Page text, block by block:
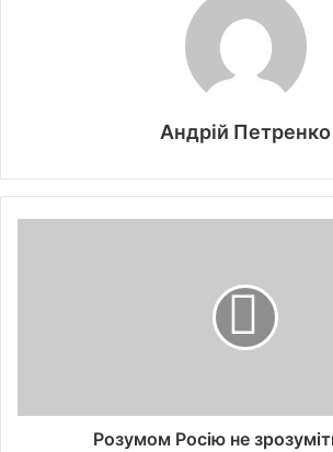
Андрій Петренко
Розумом Росію не